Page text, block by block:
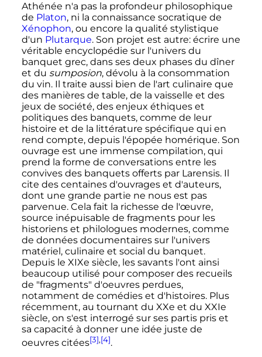
Athénée n'a pas la profondeur philosophique
de Platon, ni la connaissance socratique de
Xénophon, ou encore la qualité stylistique
d'un Plutarque. Son projet est autre: écrire une
véritable encyclopédie sur l'univers du
banquet grec, dans ses deux phases du dîner
et du sumposion, dévolu à la consommation
du vin. Il traite aussi bien de l'art culinaire que
des manières de table, de la vaisselle et des
jeux de société, des enjeux éthiques et
politiques des banquets, comme de leur
histoire et de la littérature spécifique qui en
rend compte, depuis l'épopée homérique. Son
ouvrage est une immense compilation, qui
prend la forme de conversations entre les
convives des banquets offerts par Larensis. Il
cite des centaines d'ouvrages et d'auteurs,
dont une grande partie ne nous est pas
parvenue. Cela fait la richesse de l'œuvre,
source inépuisable de fragments pour les
historiens et philologues modernes, comme
de données documentaires sur l'univers
matériel, culinaire et social du banquet.
Depuis le XIXe siècle, les savants l'ont ainsi
beaucoup utilisé pour composer des recueils
de "fragments" d'oeuvres perdues,
notamment de comédies et d'histoires. Plus
récemment, au tournant du XXe et du XXIe
siècle, on s'est interrogé sur ses partis pris et
sa capacité à donner une idée juste de
oeuvres citées[3],[4].